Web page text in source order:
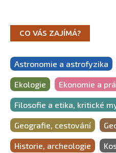
CO VÁS ZAJÍMÁ?
Astronomie a astrofyzika
Ekologie Ekonomie a
Filosofie a etika, kritické
Geografie, cestování
Historie, archeologie